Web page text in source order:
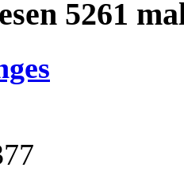
5261